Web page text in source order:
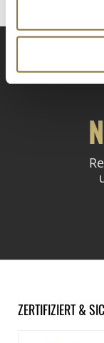
ZERTIFIZIERT &